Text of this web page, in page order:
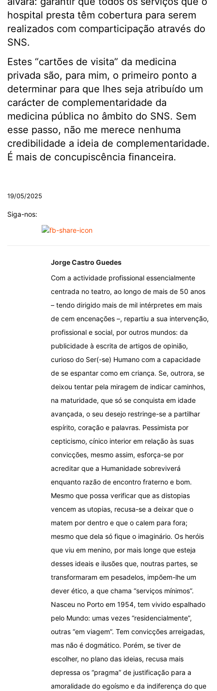
hospital presta têm cobertura para serem
realizados com comparticipação através do
SNS.
Estes “cartões de visita” da medicina
privada são, para mim, o primeiro ponto a
determinar para que lhes seja atribuído um
carácter de complementaridade da
medicina pública no âmbito do SNS. Sem
esse passo, não me merece nenhuma
credibilidade a ideia de complementaridade.
É mais de concupiscência financeira.
19/05/2025
Siga-nos:
Jorge Castro Guedes
Com a actividade profissional essencialmente
centrada no teatro, ao longo de mais de 50 anos
– tendo dirigido mais de mil intérpretes em mais
de cem encenações –, repartiu a sua intervenção,
profissional e social, por outros mundos: da
publicidade à escrita de artigos de opinião,
curioso do Ser(-se) Humano com a capacidade
de se espantar como em criança. Se, outrora, se
deixou tentar pela miragem de indicar caminhos,
na maturidade, que só se conquista em idade
avançada, o seu desejo restringe-se a partilhar
espírito, coração e palavras. Pessimista por
cepticismo, cínico interior em relação às suas
convicções, mesmo assim, esforça-se por
acreditar que a Humanidade sobreviverá
enquanto razão de encontro fraterno e bom.
Mesmo que possa verificar que as distopias
vencem as utopias, recusa-se a deixar que o
matem por dentro e que o calem para fora;
mesmo que dela só fique o imaginário. Os heróis
que viu em menino, por mais longe que esteja
desses ideais e ilusões que, noutras partes, se
transformaram em pesadelos, impõem-lhe um
dever ético, a que chama “serviços mínimos”.
Nasceu no Porto em 1954, tem vivido espalhado
pelo Mundo: umas vezes “residencialmente”,
outras “em viagem”. Tem convicções arreigadas,
mas não é dogmático. Porém, se tiver de
escolher, no plano das ideias, recusa mais
depressa os “pragma” de justificação para a
amoralidade do egoísmo e da indiferença do que